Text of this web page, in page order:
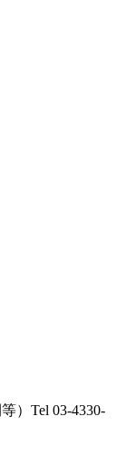
）Tel 03-4330-